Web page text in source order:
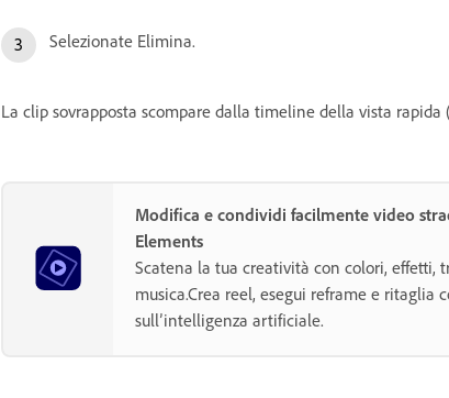
Selezionate Elimina.
La clip sovrapposta scompare dalla timeline della vista
Modifica e condividi facilmente video
Elements
Scatena la tua creatività con colori, effetti,
musica.Crea reel, esegui reframe e ritaglia
sull’intelligenza artificiale.